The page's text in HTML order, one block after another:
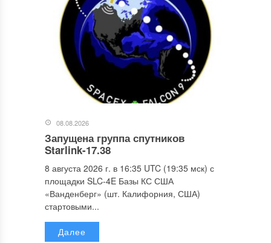
08.08.2026
Запущена группа спутников
Starlink-17.38
8 августа 2026 г. в 16:35 UTC (19:35 мск) с
площадки SLC-4E Базы КС США
«Ванденберг» (шт. Калифорния, США)
стартовыми...
Далее